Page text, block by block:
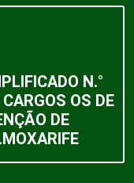
N.°
OS DE
DE